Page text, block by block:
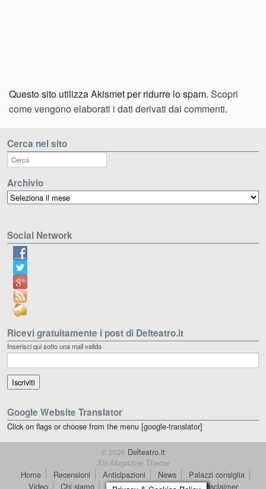
Questo sito utilizza Akismet per ridurre lo spam. Scopri
come vengono elaborati i dati derivati dai commenti.
Cerca nel sito
Archivio
Archivio
Social Network
Ricevi gratuitamente i post di Delteatro.it
Inserisci qui sotto una mail valida
Google Website Translator
Click on flags or choose from the menu [google-translator]
© 2026 Delteatro.it
Xin Magazine Theme
Home Recensioni Anticipazioni News
Palazzi consiglia
Video
Chi siamo Contatti dT in English Disclaimer